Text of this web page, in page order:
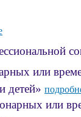
или
или